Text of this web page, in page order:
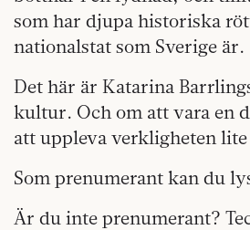
som har djupa historiska
nationalstat som Sverige är.
Det här är Katarina
kultur. Och om att vara en
att uppleva verkligheten
Som prenumerant kan du
Är du inte prenumerant?